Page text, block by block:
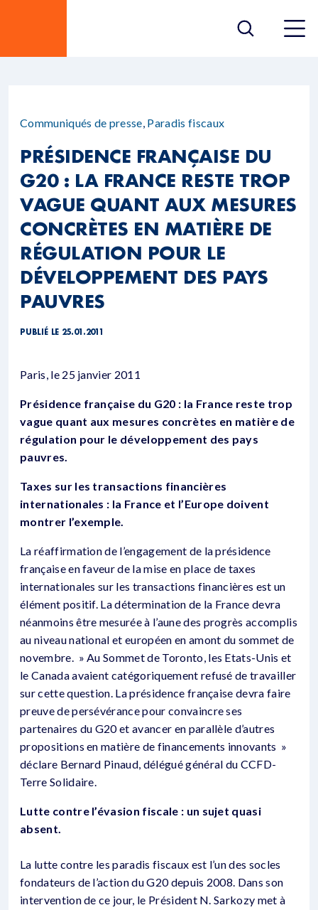
Communiqués de presse, Paradis fiscaux
PRÉSIDENCE FRANÇAISE DU
G20 : LA FRANCE RESTE TROP
VAGUE QUANT AUX MESURES
CONCRÈTES EN MATIÈRE DE
RÉGULATION POUR LE
DÉVELOPPEMENT DES PAYS
PAUVRES
PUBLIÉ LE 25.01.2011
Paris, le 25 janvier 2011
Présidence française du G20 : la France reste trop
vague quant aux mesures concrètes en matière de
régulation pour le développement des pays
pauvres.
Taxes sur les transactions financières
internationales : la France et l’Europe doivent
montrer l’exemple.
La réaffirmation de l’engagement de la présidence
française en faveur de la mise en place de taxes
internationales sur les transactions financières est un
élément positif. La détermination de la France devra
néanmoins être mesurée à l’aune des progrès accomplis
au niveau national et européen en amont du sommet de
novembre. » Au Sommet de Toronto, les Etats-Unis et
le Canada avaient catégoriquement refusé de travailler
sur cette question. La présidence française devra faire
preuve de persévérance pour convaincre ses
partenaires du G20 et avancer en parallèle d’autres
propositions en matière de financements innovants »
déclare Bernard Pinaud, délégué général du CCFD-
Terre Solidaire.
Lutte contre l’évasion fiscale : un sujet quasi
absent.
La lutte contre les paradis fiscaux est l’un des socles
fondateurs de l’action du G20 depuis 2008. Dans son
intervention de ce jour, le Président N. Sarkozy met à